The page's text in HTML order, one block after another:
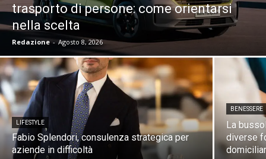
trasporto di persone: come orientarsi
nella scelta
Redazione - Agosto 8, 2026
LIFESTYLE
Fabio Splendori, consulenza strategica per
aziende in difficoltà
BENESSERE
La
diverse